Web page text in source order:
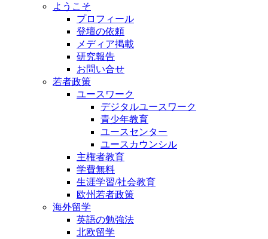
ようこそ
プロフィール
登壇の依頼
メディア掲載
研究報告
お問い合せ
若者政策
ユースワーク
デジタルユースワーク
青少年教育
ユースセンター
ユースカウンシル
主権者教育
学費無料
生涯学習/社会教育
欧州若者政策
海外留学
英語の勉強法
北欧留学